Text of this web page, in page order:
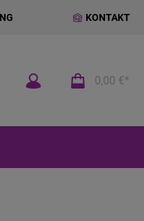
KONTAKT
0,00 €*